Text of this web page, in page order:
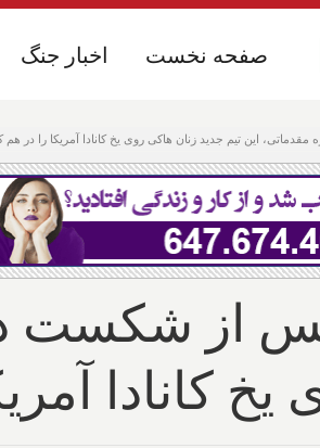
این تیم جدید زنان هاکی روی یخ کانادا آمریکا را در
اخبار جنگ صفحه نخست اخبار جنگ صفحه نخست
پس از شکست
یخ کانادا